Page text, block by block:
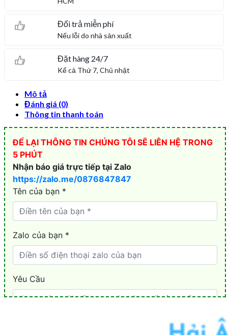
Đổi trả miễn phí
Nếu lỗi do nhà sản xuất
Đặt hàng 24/7
Kể cả Thứ 7, Chủ nhật
Mô tả
Đánh giá (0)
Thông tin thanh toán